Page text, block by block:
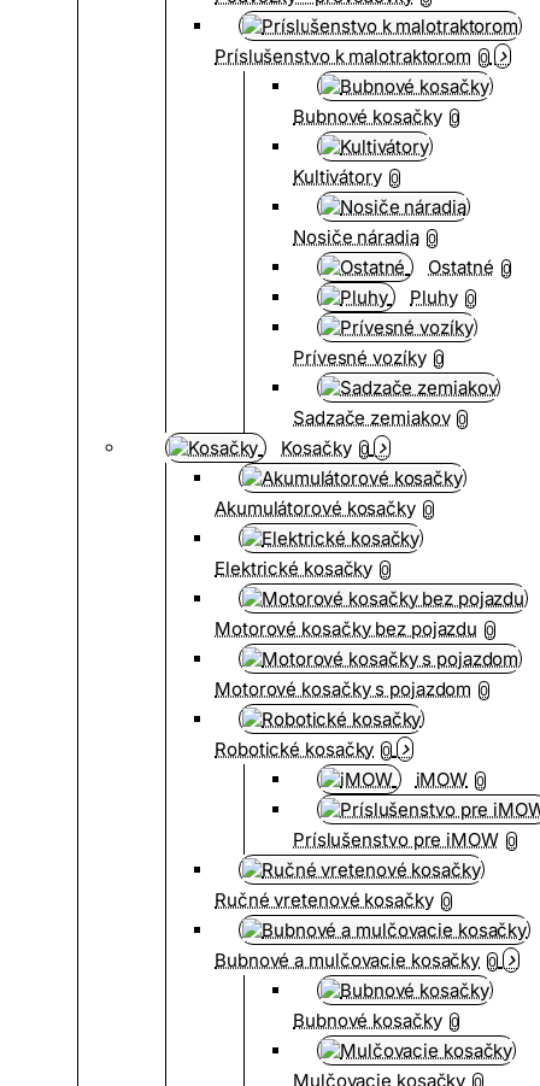
Príslušenstvo k malotraktorom 0
Bubnové kosačky 0
Kultivátory 0
Nosiče náradia 0
Ostatné 0
Pluhy 0
Prívesné vozíky 0
Sadzače zemiakov 0
Kosačky 0
Akumulátorové kosačky 0
Elektrické kosačky 0
Motorové kosačky bez pojazdu 0
Motorové kosačky s pojazdom 0
Robotické kosačky 0
iMOW 0
Príslušenstvo pre iMOW 0
Ručné vretenové kosačky 0
Bubnové a mulčovacie kosačky 0
Bubnové kosačky 0
Mulčovacie kosačky 0